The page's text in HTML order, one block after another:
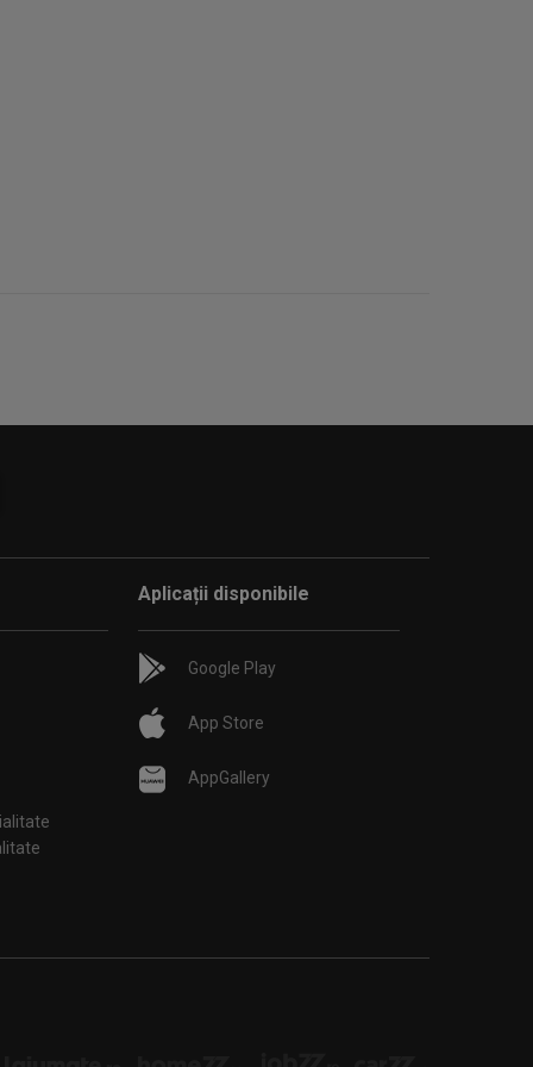
Aplicații disponibile
Google Play
App Store
AppGallery